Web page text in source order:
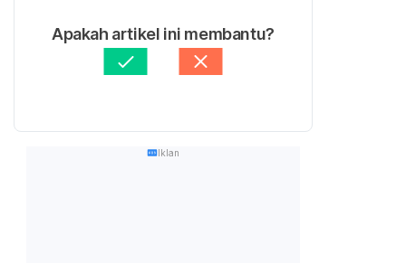
Apakah artikel ini membantu?
Iklan